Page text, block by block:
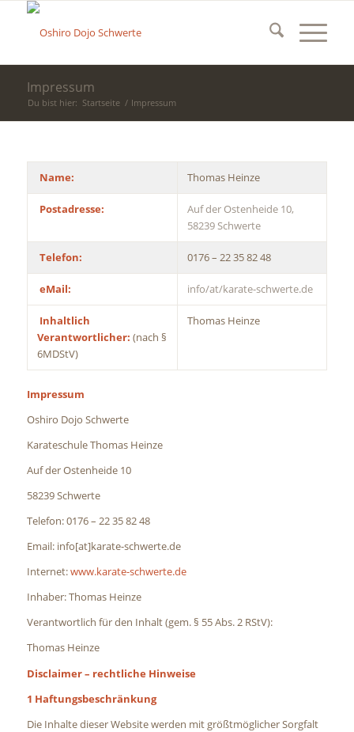
Impressum
Du bist hier: Startseite / Impressum
Name: Thomas Heinze
Postadresse:
Auf der Ostenheide 10,
58239 Schwerte
Telefon: 0176 – 22 35 82 48
eMail: info/at/karate-schwerte.de
Inhaltlich
Verantwortlicher: (nach §
6MDStV)
Thomas Heinze
Impressum
Oshiro Dojo Schwerte
Karateschule Thomas Heinze
Auf der Ostenheide 10
58239 Schwerte
Telefon: 0176 – 22 35 82 48
Email: info[at]karate-schwerte.de
Internet:www.karate-schwerte.de
Inhaber: Thomas Heinze
Verantwortlich für den Inhalt (gem. § 55 Abs. 2 RStV):
Thomas Heinze
Disclaimer – rechtliche Hinweise
1 Haftungsbeschränkung
Die Inhalte dieser Website werden mit größtmöglicher Sorgfalt